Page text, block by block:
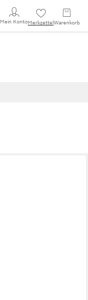
Mein KontoMerkzettel Warenkorb